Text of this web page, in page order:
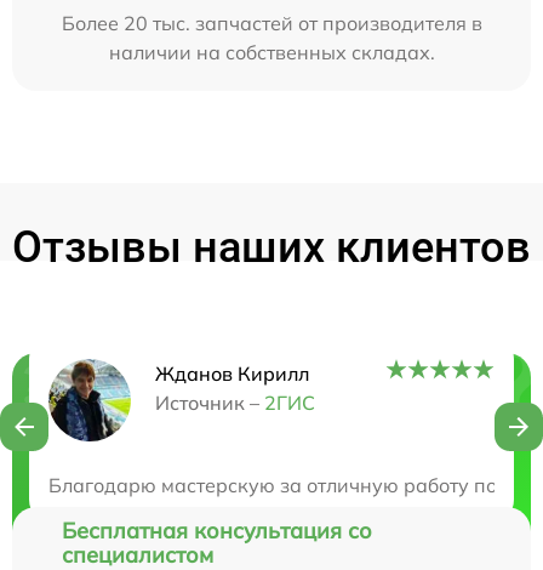
Более 20 тыс. запчастей от производителя в
наличии на собственных складах.
Отзывы наших клиентов
Жданов Кирилл
Источник – 2ГИС
Благодарю мастерскую за отличную работу по
Нужна консультация?
Бесплатная консультация со
специалистом